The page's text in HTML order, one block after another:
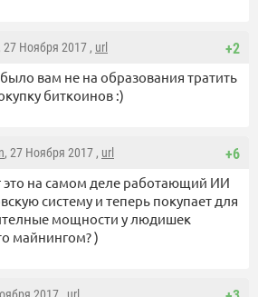
+2
, 27 Ноября 2017 , url
вам не на образования тратить
биткоинов :)
+6
, 27 Ноября 2017 , url
это на самом деле работающий ИИ
систему и теперь покупает для
мощности у людишек
майнингом? )